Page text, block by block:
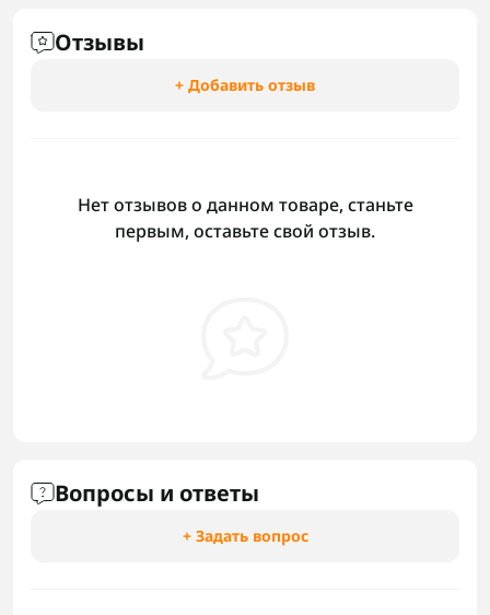
Отзывы
+ Добавить отзыв
Нет отзывов о данном товаре, станьте
первым, оставьте свой отзыв.
Вопросы и ответы
+ Задать вопрос